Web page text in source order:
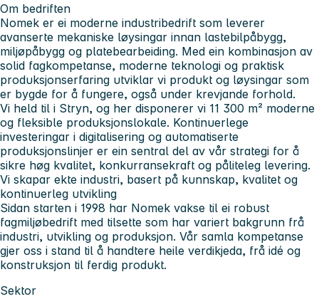
Om bedriften
Nomek er ei moderne industribedrift som leverer
avanserte mekaniske løysingar innan lastebilpåbygg,
miljøpåbygg og platebearbeiding. Med ein kombinasjon av
solid fagkompetanse, moderne teknologi og praktisk
produksjonserfaring utviklar vi produkt og løysingar som
er bygde for å fungere, også under krevjande forhold.
Vi held til i Stryn, og her disponerer vi 11 300 m² moderne
og fleksible produksjonslokale. Kontinuerlege
investeringar i digitalisering og automatiserte
produksjonslinjer er ein sentral del av vår strategi for å
sikre høg kvalitet, konkurransekraft og påliteleg levering.
Vi skapar ekte industri, basert på kunnskap, kvalitet og
kontinuerleg utvikling
Sidan starten i 1998 har Nomek vakse til ei robust
fagmiljøbedrift med tilsette som har variert bakgrunn frå
industri, utvikling og produksjon. Vår samla kompetanse
gjer oss i stand til å handtere heile verdikjeda, frå idé og
konstruksjon til ferdig produkt.
Sektor